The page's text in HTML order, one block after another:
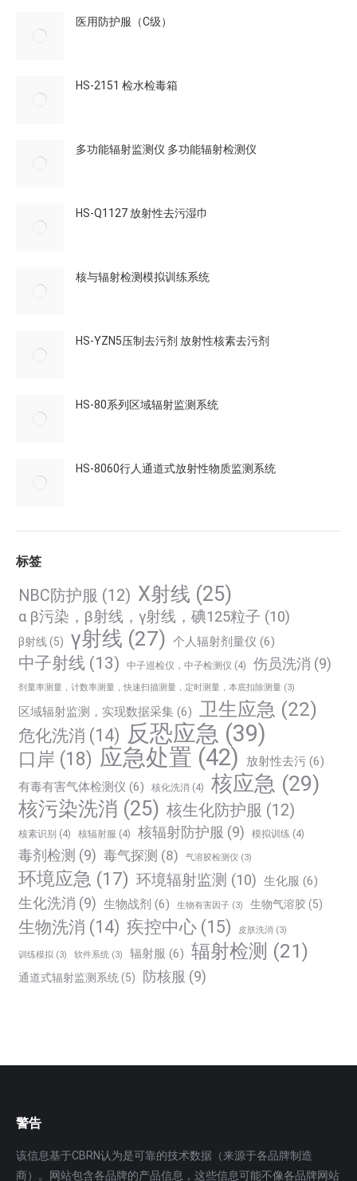
医用防护服（C级）
HS-2151 检水检毒箱
多功能辐射监测仪 多功能辐射检测仪
HS-Q1127 放射性去污湿巾
核与辐射检测模拟训练系统
HS-YZN5压制去污剂 放射性核素去污剂
HS-80系列区域辐射监测系统
HS-8060行人通道式放射性物质监测系统
标签
NBC防护服 (12) X射线 (25)
α β污染，β射线，γ射线，碘125粒子 (10)
β射线(5) γ射线 (27) 个人辐射剂量仪 (6)
中子射线 (13) 中子巡检仪，中子检测仪 (4) 伤员洗消 (9)
剂量率测量，计数率测量，快速扫描测量，定时测量，本底扣除测量 (3)
区域辐射监测，实现数据采集 (6) 卫生应急 (22)
危化洗消 (14) 反恐应急 (39)
口岸 (18) 应急处置 (42) 放射性去污 (6)
有毒有害气体检测仪 (6) 核化洗消 (4) 核应急 (29)
核污染洗消 (25) 核生化防护服 (12)
核素识别 (4) 核辐射服 (4) 核辐射防护服 (9) 模拟训练 (4)
毒剂检测 (9) 毒气探测 (8) 气溶胶检测仪 (3)
环境应急 (17) 环境辐射监测 (10) 生化服 (6)
生化洗消 (9) 生物战剂 (6) 生物有害因子 (3) 生物气溶胶(5)
生物洗消 (14) 疾控中心 (15) 皮肤洗消 (3)
训练模拟 (3) 软件系统 (3) 辐射服 (6) 辐射检测 (21)
通道式辐射监测系统(5) 防核服 (9)
警告
该信息基于CBRN认为是可靠的技术数据（来源于各品牌制造
商）。网站包含各品牌的产品信息，这些信息可能不像各品牌网站